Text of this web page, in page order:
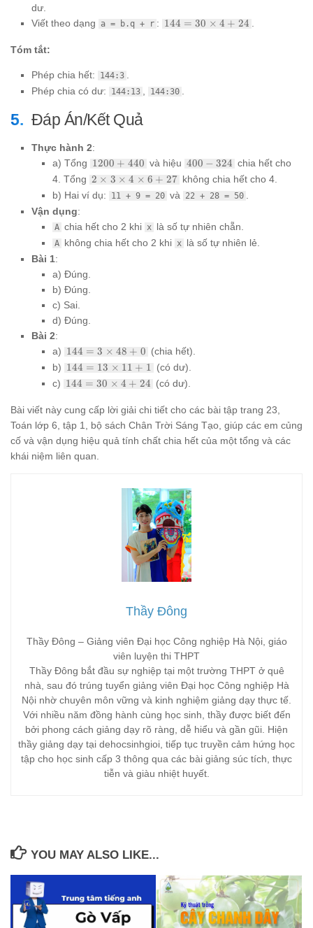
dư.
Viết theo dạng
a = b.q + r : 144 =
144 = 30 × 4 + 24
Tóm tắt:
Phép chia hết: 144:3 .
Phép chia có dư:
144:13 , 144:30 .
Đáp Án/Kết Quả
Thực hành 2:
a) Tổng 1200
+
440
1200 + 440 và hiệu 400
-
324
400 − 324 chia hết cho
4. Tổng 2
\times
3
4
\times
6 + 27
2 × 3 × 4 × 6 + 27 không chia hết cho 4.
b) Hai ví dụ:
11 + 9 = 20 và 22 + 28 = 50 .
Vận dụng:
A chia hết cho 2 khi x là số tự nhiên chẵn.
A không chia hết cho 2 khi x là số tự nhiên lẻ.
Bài 1:
a) Đúng.
b) Đúng.
c) Sai.
d) Đúng.
Bài 2:
a) 144 =
3
\times
48 + 0
144 = 3 × 48 + 0 (chia hết).
b) 144 =
13
\times
144 = 13 × 11 + 1 (có dư).
c) 144 =
\times
4 + 24
144 = 30 × 4 + 24 (có dư).
Bài viết này cung cấp lời giải chi tiết cho các bài tập trang 23,
Toán lớp 6, tập 1, bộ sách Chân Trời Sáng Tạo, giúp các em củng
cố và vận dụng hiệu quả tính chất chia hết của một tổng và các
khái niệm liên quan.
Thầy Đông
Thầy Đông – Giảng viên Đại học Công nghiệp Hà Nội, giáo
viên luyện thi THPT
Thầy Đông bắt đầu sự nghiệp tại một trường THPT ở quê
nhà, sau đó trúng tuyển giảng viên Đại học Công nghiệp Hà
Nội nhờ chuyên môn vững và kinh nghiệm giảng dạy thực tế.
Với nhiều năm đồng hành cùng học sinh, thầy được biết đến
bởi phong cách giảng dạy rõ ràng, dễ hiểu và gần gũi. Hiện
thầy giảng dạy tại dehocsinhgioi, tiếp tục truyền cảm hứng học
tập cho học sinh cấp 3 thông qua các bài giảng súc tích, thực
tiễn và giàu nhiệt huyết.
YOU MAY ALSO LIKE...